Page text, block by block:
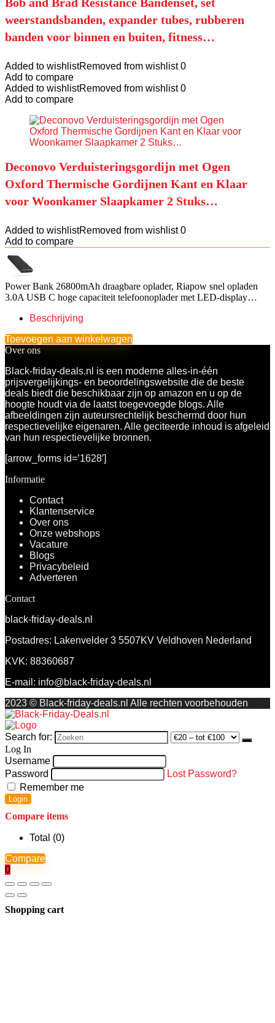
weerstandsbanden, expander tubes, rubberen
banden voor binnen en buiten, fitness…
Added to wishlistRemoved from wishlist 0
Add to compare
Added to wishlistRemoved from wishlist 0
Add to compare
Deconovo Verduisteringsgordijn met Ogen
Oxford Thermische Gordijnen Kant en Klaar
voor Woonkamer Slaapkamer 2 Stuks…
Added to wishlistRemoved from wishlist 0
Add to compare
Power Bank 26800mAh draagbare oplader, Riapow snel opladen
3.0A USB C hoge capaciteit telefoonoplader met LED-display…
Beschrijving
Toevoegen aan winkelwagen
Over ons
Black-friday-deals.nl is een moderne alles-in-één
prijsvergelijkings- en beoordelingswebsite die de beste
deals biedt die beschikbaar zijn op amazon en u op de
hoogte houdt via de laatst toegevoegde blogs. Alle
afbeeldingen zijn auteursrechtelijk beschermd door hun
respectievelijke eigenaren. Alle geciteerde inhoud is afgeleid
van hun respectievelijke bronnen.
[arrow_forms id=’1628′]
Informatie
Contact
Klantenservice
Over ons
Onze webshops
Vacature
Blogs
Privacybeleid
Adverteren
Contact
black-friday-deals.nl
Postadres: Lakenvelder 3 5507KV Veldhoven Nederland
KVK: 88360687
E-mail: info@black-friday-deals.nl
2023 © Black-friday-deals.nl Alle rechten voorbehouden
Search for:
Log In
Username
Password
Lost Password?
Remember me
Login
Compare items
Total (0)
Compare
0
Shopping cart